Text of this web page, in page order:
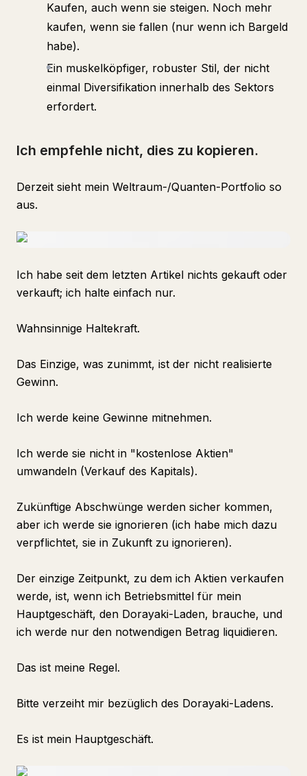
Kaufen, auch wenn sie steigen. Noch mehr
kaufen, wenn sie fallen (nur wenn ich Bargeld
habe).
Ein muskelköpfiger, robuster Stil, der nicht
einmal Diversifikation innerhalb des Sektors
erfordert.
Ich empfehle nicht, dies zu kopieren.
Derzeit sieht mein Weltraum-/Quanten-Portfolio so
aus.
Ich habe seit dem letzten Artikel nichts gekauft oder
verkauft; ich halte einfach nur.
Wahnsinnige Haltekraft.
Das Einzige, was zunimmt, ist der nicht realisierte
Gewinn.
Ich werde keine Gewinne mitnehmen.
Ich werde sie nicht in "kostenlose Aktien"
umwandeln (Verkauf des Kapitals).
Zukünftige Abschwünge werden sicher kommen,
aber ich werde sie ignorieren (ich habe mich dazu
verpflichtet, sie in Zukunft zu ignorieren).
Der einzige Zeitpunkt, zu dem ich Aktien verkaufen
werde, ist, wenn ich Betriebsmittel für mein
Hauptgeschäft, den Dorayaki-Laden, brauche, und
ich werde nur den notwendigen Betrag liquidieren.
Das ist meine Regel.
Bitte verzeiht mir bezüglich des Dorayaki-Ladens.
Es ist mein Hauptgeschäft.